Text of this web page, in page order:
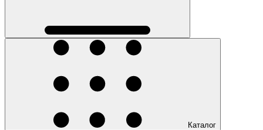
Каталог